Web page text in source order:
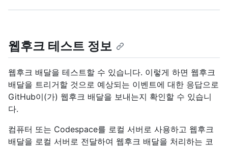
웹후크 테스트 정보
웹후크 배달을 테스트할 수 있습니다. 이렇게 하면 웹후크
배달을 트리거할 것으로 예상되는 이벤트에 대한 응답으로
GitHub이(가) 웹후크 배달을 보내는지 확인할 수 있습니
다.
컴퓨터 또는 Codespace를 로컬 서버로 사용하고 웹후크
배달을 로컬 서버로 전달하여 웹후크 배달을 처리하는 코